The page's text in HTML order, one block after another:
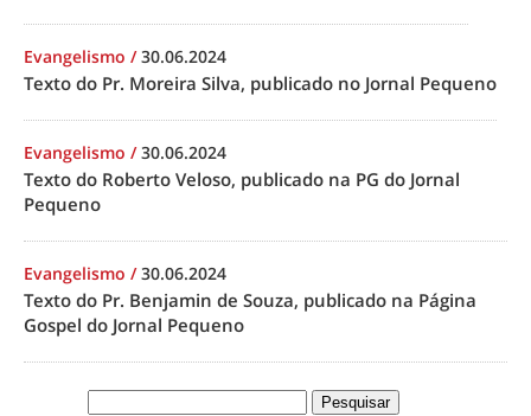
Evangelismo /30.06.2024
Texto do Pr. Moreira Silva, publicado no Jornal Pequeno
Evangelismo /30.06.2024
Texto do Roberto Veloso, publicado na PG do Jornal
Pequeno
Evangelismo /30.06.2024
Texto do Pr. Benjamin de Souza, publicado na Página
Gospel do Jornal Pequeno